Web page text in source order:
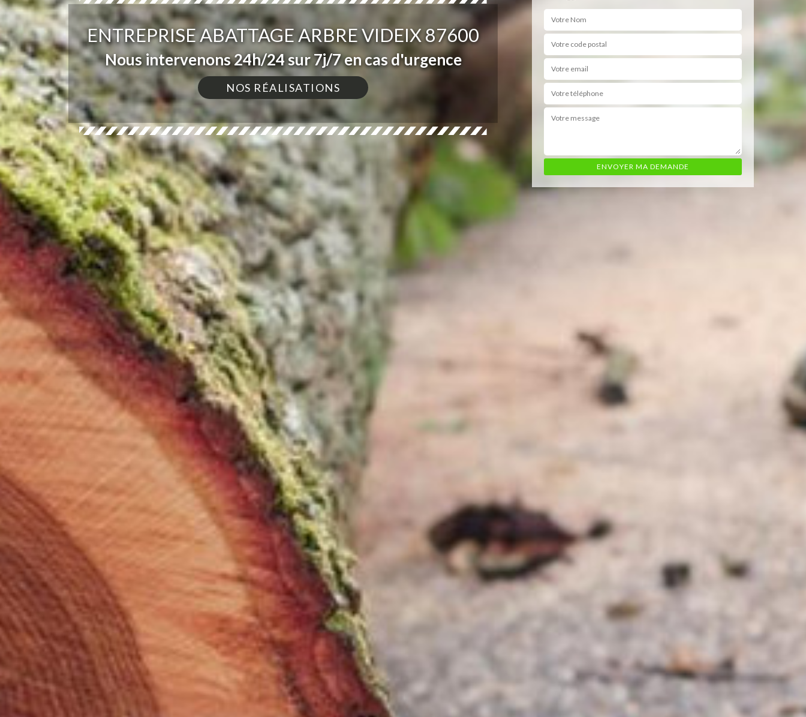
ENTREPRISE ABATTAGE ARBRE VIDEIX 87600
Nous intervenons 24h/24 sur 7j/7 en cas d'urgence
NOS RÉALISATIONS